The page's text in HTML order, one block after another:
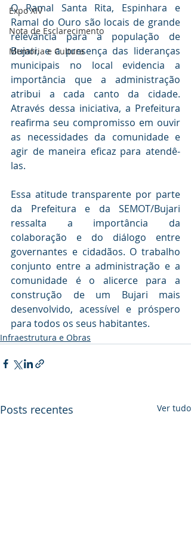
Expo XIV
Nota de Esclarecimento
Memória e Cultura
O Ramal Santa Rita, Espinhara e
Ramal do Ouro são locais de grande
relevância para a população de
Bujari, e a presença das lideranças
municipais no local evidencia a
importância que a administração
atribui a cada canto da cidade.
Através dessa iniciativa, a Prefeitura
reafirma seu compromisso em ouvir
as necessidades da comunidade e
agir de maneira eficaz para atendê-
las.
Essa atitude transparente por parte
da Prefeitura e da SEMOT/Bujari
ressalta a importância da
colaboração e do diálogo entre
governantes e cidadãos. O trabalho
conjunto entre a administração e a
comunidade é o alicerce para a
construção de um Bujari mais
desenvolvido, acessível e próspero
para todos os seus habitantes.
Infraestrutura e Obras
Posts recentes Ver tudo